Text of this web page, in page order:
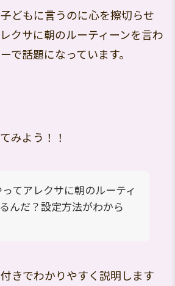
どもに言うのに心を擦切らせ
クサに朝のルーティーンを言わ
で話題になっています。
みよう！！
てアレクサに朝のルーティ
んだ？設定方法がわから
きでわかりやすく説明します